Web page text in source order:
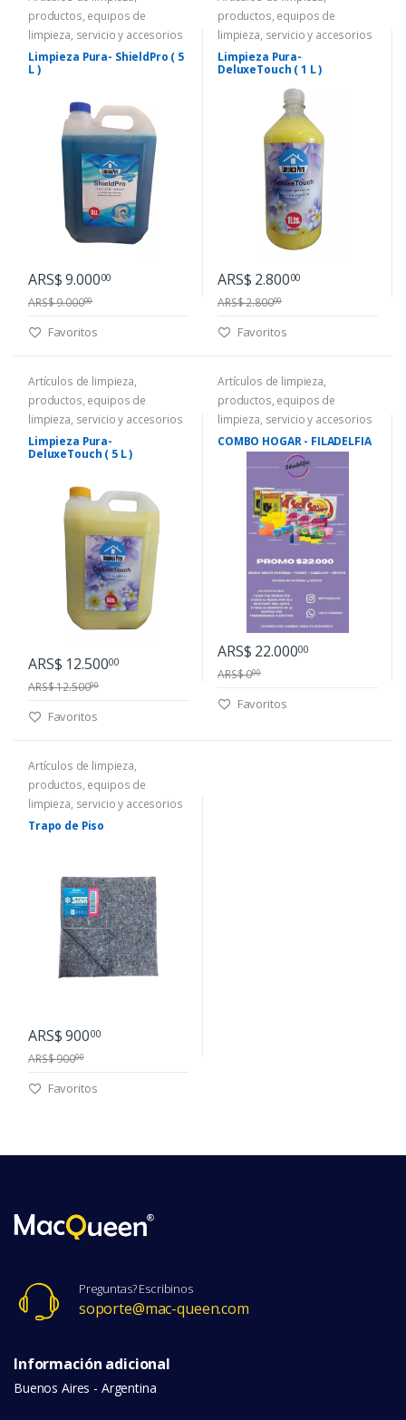
productos, equipos de
limpieza, servicio y accesorios
Limpieza Pura- ShieldPro ( 5
L )
ARS$ 9.00000
ARS$ 9.00000
Favoritos
productos, equipos de
limpieza, servicio y accesorios
Limpieza Pura-
DeluxeTouch ( 1 L )
ARS$ 2.80000
ARS$ 2.80000
Favoritos
Artículos de limpieza,
productos, equipos de
limpieza, servicio y accesorios
Limpieza Pura-
DeluxeTouch ( 5 L )
ARS$ 12.50000
ARS$ 12.50000
Favoritos
Artículos de limpieza,
productos, equipos de
limpieza, servicio y accesorios
COMBO HOGAR - FILADELFIA
ARS$ 22.00000
ARS$ 000
Favoritos
Artículos de limpieza,
productos, equipos de
limpieza, servicio y accesorios
Trapo de Piso
ARS$ 90000
ARS$ 90000
Favoritos
Preguntas? Escribinos
soporte@mac-queen.com
Información adicional
Buenos Aires - Argentina